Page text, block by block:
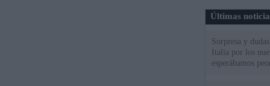
Últimas
Sorpresa y
Italia por los
esperábamos